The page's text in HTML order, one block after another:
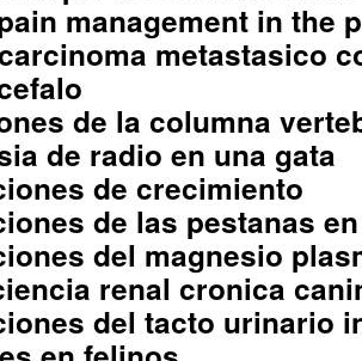
management in the
metastasico
de la columna
de radio en una gata
de crecimiento
de las pestanas
del magnesio
renal cronica
del tacto urinario